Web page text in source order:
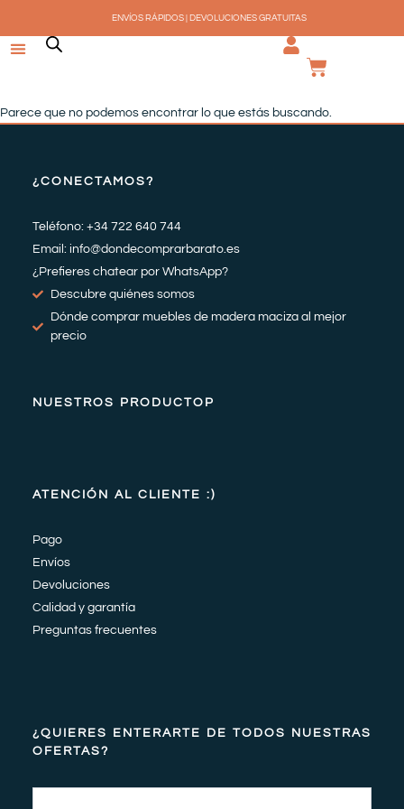
contenido
ENVÍOS RÁPIDOS | DEVOLUCIONES GRATUITAS
Parece que no podemos encontrar lo que estás buscando.
¿CONECTAMOS?
Teléfono: +34 722 640 744
Email: info@dondecomprarbarato.es
¿Prefieres chatear por WhatsApp?
Descubre quiénes somos
Dónde comprar muebles de madera maciza al mejor
precio
NUESTROS PRODUCTOP
ATENCIÓN AL CLIENTE :)
Pago
Envíos
Devoluciones
Calidad y garantía
Preguntas frecuentes
¿QUIERES ENTERARTE DE TODOS NUESTRAS
OFERTAS?